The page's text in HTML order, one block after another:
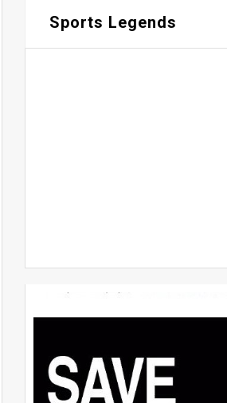
Sports Legends